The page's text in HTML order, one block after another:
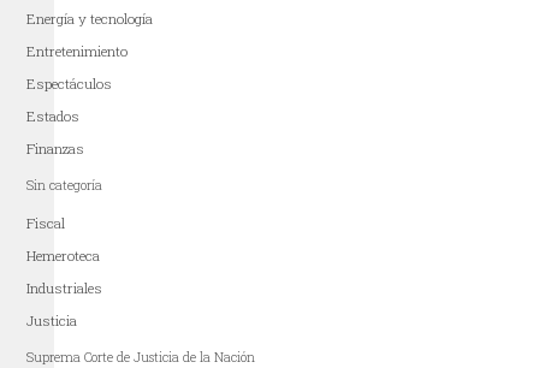
Energía y tecnología
Entretenimiento
Espectáculos
Estados
Finanzas
Sin categoría
Fiscal
Hemeroteca
Industriales
Justicia
Suprema Corte de Justicia de la Nación